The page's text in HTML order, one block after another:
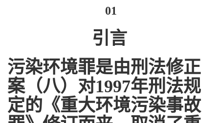
01
引言
污染环境罪是由刑法修正
案（八）对1997年刑法规
定的《重大环境污染事故